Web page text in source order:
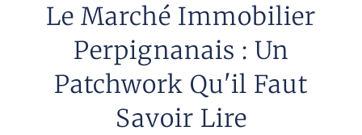
Le Marché Immobilier
Perpignanais : Un
Patchwork Qu'il Faut
Savoir Lire